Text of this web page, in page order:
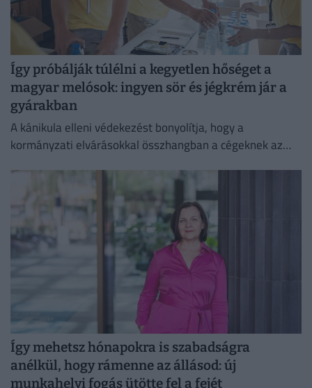
Így próbálják túlélni a kegyetlen hőséget a
magyar melósok: ingyen sör és jégkrém jár a
gyárakban
A kánikula elleni védekezést bonyolítja, hogy a
kormányzati elvárásokkal összhangban a cégeknek az
Így mehetsz hónapokra is szabadságra
anélkül, hogy rámenne az állásod: új
munkahelyi fogás ütötte fel a fejét